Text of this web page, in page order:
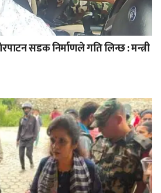
सडक निर्माणले गति लिन्छ : मन्त्री